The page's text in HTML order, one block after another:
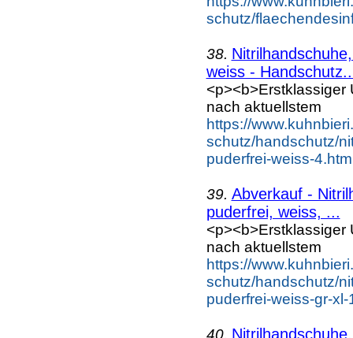
schutz/
38.
weiss -
nach aktuellstem
https://
schutz/handschutz/
puderfrei-weiss-
39. Abverkauf -
puderfrei, weiss, ...
nach aktuellstem
https://
schutz/handschutz/
puderfrei-weiss-gr-
40.